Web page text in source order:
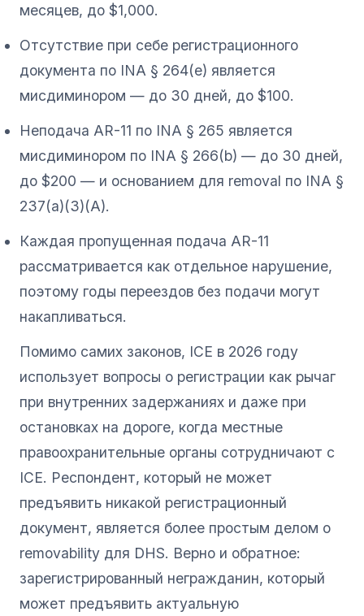
месяцев, до $1,000.
Отсутствие при себе регистрационного
документа по INA § 264(e) является
мисдиминором — до 30 дней, до $100.
Неподача AR-11 по INA § 265 является
мисдиминором по INA § 266(b) — до 30 дней,
до $200 — и основанием для removal по INA §
237(a)(3)(A).
Каждая пропущенная подача AR-11
рассматривается как отдельное нарушение,
поэтому годы переездов без подачи могут
накапливаться.
Помимо самих законов, ICE в 2026 году
использует вопросы о регистрации как рычаг
при внутренних задержаниях и даже при
остановках на дороге, когда местные
правоохранительные органы сотрудничают с
ICE. Респондент, который не может
предъявить никакой регистрационный
документ, является более простым делом о
removability для DHS. Верно и обратное:
зарегистрированный негражданин, который
может предъявить актуальную